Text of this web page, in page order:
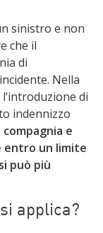
sinistro e non
che il
di
Nella
di
indennizzo
e
entro un limite
può più
applica?